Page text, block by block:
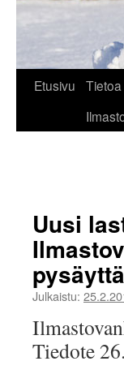
Etusivu
Tietoa
Uusi
Julkaistu:
Tiedote